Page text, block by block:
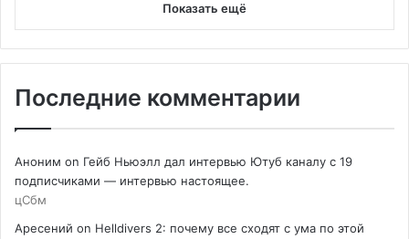
Показать ещё
Последние комментарии
Аноним on Гейб Ньюэлл дал интервью Ютуб каналу с 19
подписчиками — интервью настоящее.
цСбм
Аресений on Helldivers 2: почему все сходят с ума по этой